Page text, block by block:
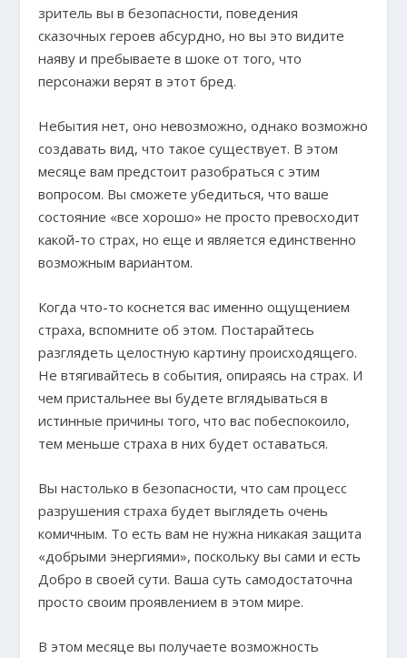
зритель вы в безопасности, поведения
сказочных героев абсурдно, но вы это видите
наяву и пребываете в шоке от того, что
персонажи верят в этот бред.
Небытия нет, оно невозможно, однако возможно
создавать вид, что такое существует. В этом
месяце вам предстоит разобраться с этим
вопросом. Вы сможете убедиться, что ваше
состояние «все хорошо» не просто превосходит
какой-то страх, но еще и является единственно
возможным вариантом.
Когда что-то коснется вас именно ощущением
страха, вспомните об этом. Постарайтесь
разглядеть целостную картину происходящего.
Не втягивайтесь в события, опираясь на страх. И
чем пристальнее вы будете вглядываться в
истинные причины того, что вас побеспокоило,
тем меньше страха в них будет оставаться.
Вы настолько в безопасности, что сам процесс
разрушения страха будет выглядеть очень
комичным. То есть вам не нужна никакая защита
«добрыми энергиями», поскольку вы сами и есть
Добро в своей сути. Ваша суть самодостаточна
просто своим проявлением в этом мире.
В этом месяце вы получаете возможность